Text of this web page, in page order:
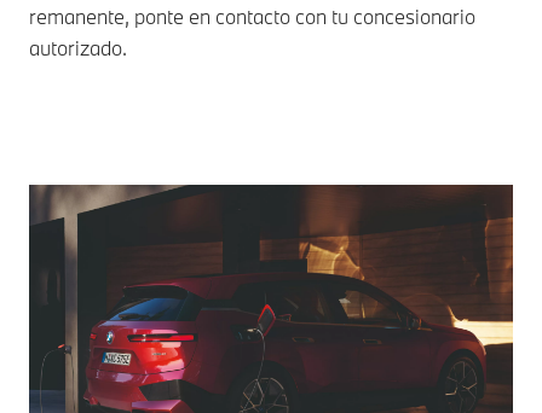
remanente, ponte en contacto con tu concesionario
autorizado.